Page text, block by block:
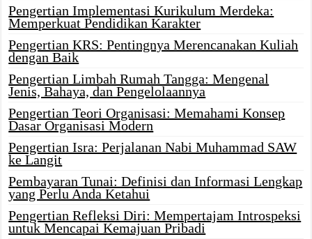
Pengertian Implementasi Kurikulum Merdeka:
Memperkuat Pendidikan Karakter
Pengertian KRS: Pentingnya Merencanakan Kuliah
dengan Baik
Pengertian Limbah Rumah Tangga: Mengenal
Jenis, Bahaya, dan Pengelolaannya
Pengertian Teori Organisasi: Memahami Konsep
Dasar Organisasi Modern
Pengertian Isra: Perjalanan Nabi Muhammad SAW
ke Langit
Pembayaran Tunai: Definisi dan Informasi Lengkap
yang Perlu Anda Ketahui
Pengertian Refleksi Diri: Mempertajam Introspeksi
untuk Mencapai Kemajuan Pribadi